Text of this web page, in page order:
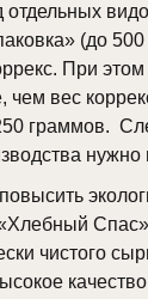
(до 500
При
чем вес
граммов.
чистого